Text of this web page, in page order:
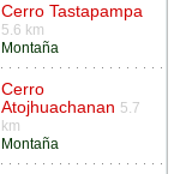
Cerro Tastapampa
5.6 km
Montaña
Cerro
Atojhuachanan 5.7
km
Montaña